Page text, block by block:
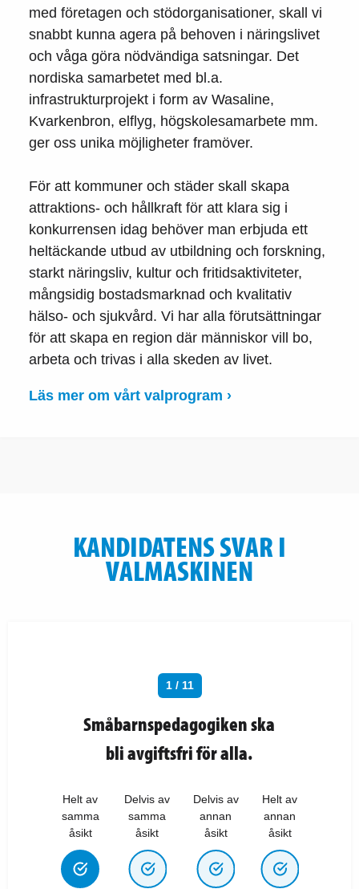
med företagen och stödorganisationer, skall vi
snabbt kunna agera på behoven i näringslivet
och våga göra nödvändiga satsningar. Det
nordiska samarbetet med bl.a.
infrastrukturprojekt i form av Wasaline,
Kvarkenbron, elflyg, högskolesamarbete mm.
ger oss unika möjligheter framöver.
För att kommuner och städer skall skapa
attraktions- och hållkraft för att klara sig i
konkurrensen idag behöver man erbjuda ett
heltäckande utbud av utbildning och forskning,
starkt näringsliv, kultur och fritidsaktiviteter,
mångsidig bostadsmarknad och kvalitativ
hälso- och sjukvård. Vi har alla förutsättningar
för att skapa en region där människor vill bo,
arbeta och trivas i alla skeden av livet.
Läs mer om vårt valprogram ›
KANDIDATENS SVAR I
VALMASKINEN
1 / 11
Småbarnspedagogiken ska
bli avgiftsfri för alla.
Helt av
samma
åsikt
Delvis av
samma
åsikt
Delvis av
annan
åsikt
Helt av
annan
åsikt